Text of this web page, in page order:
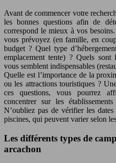
Avant de commencer votre
les bonnes questions afin de
correspond le mieux à vos
vous prévoyez (en famille, en
budget ? Quel type
emplacement tente) ? Quels sont
vous semblent indispensables
Quelle est l’importance de la
ou les attractions touristiques ?
ces questions, vous pourrez
concentrer sur les
N’oubliez pas de vérifier les
piscines, qui peuvent varier selon
Les différents types de
arcachon